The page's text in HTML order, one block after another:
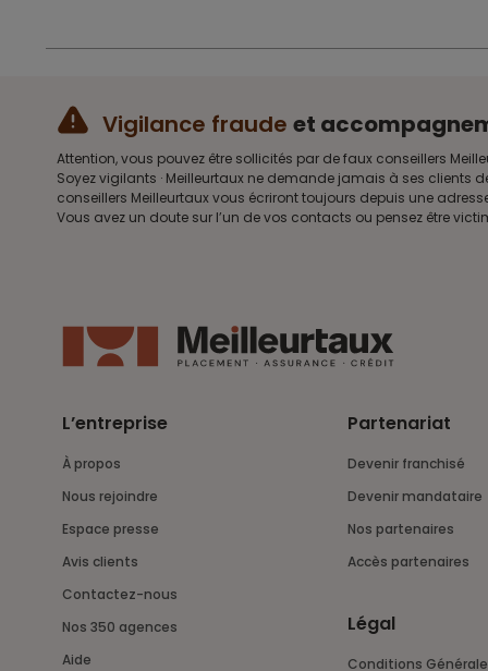
Vigilance fraude et
Attention, vous pouvez être sollicités par de faux conseillers
Soyez vigilants · Meilleurtaux ne demande jamais à ses clients
conseillers Meilleurtaux vous écriront toujours depuis une
Vous avez un doute sur l’un de vos contacts ou pensez être
L’entreprise
À propos
Nous rejoindre
Espace presse
Avis clients
Contactez-nous
Nos 350 agences
Aide
Partenariat
Devenir franchisé
Devenir mandataire
Nos partenaires
Accès partenaires
Légal
Conditions